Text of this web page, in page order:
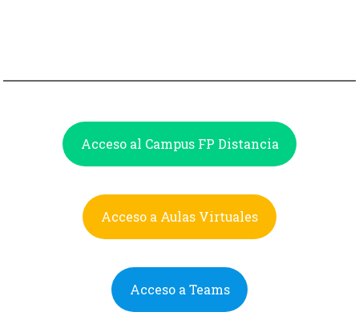
Acceso al Campus FP Distancia
Acceso a Aulas Virtuales
Acceso a Teams